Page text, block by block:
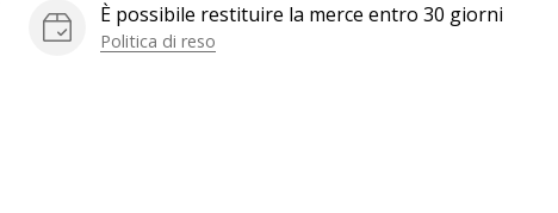
È possibile restituire la merce entro 30 giorni
Politica di reso